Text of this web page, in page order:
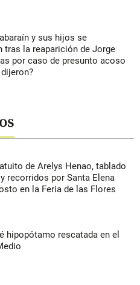
y sus hijos se
tras la reaparición de Jorge
por caso de presunto acoso
de Arelys Henao, tablado
recorridos por Santa Elena
en la Feria de las Flores
hipopótamo rescatada en el